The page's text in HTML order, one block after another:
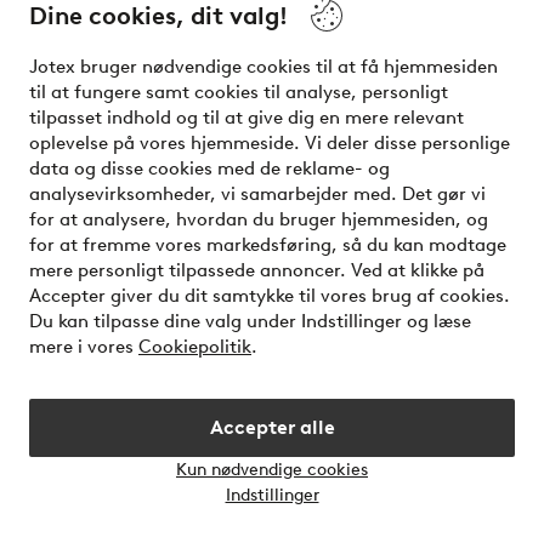
Dine cookies, dit valg!
Jotex bruger nødvendige cookies til at få hjemmesiden
til at fungere samt cookies til analyse, personligt
tilpasset indhold og til at give dig en mere relevant
oplevelse på vores hjemmeside. Vi deler disse personlige
data og disse cookies med de reklame- og
analysevirksomheder, vi samarbejder med. Det gør vi
for at analysere, hvordan du bruger hjemmesiden, og
for at fremme vores markedsføring, så du kan modtage
mere personligt tilpassede annoncer. Ved at klikke på
Accepter giver du dit samtykke til vores brug af cookies.
Du kan tilpasse dine valg under Indstillinger og læse
mere i vores Cookiepolitik.
Accepter alle
Kun nødvendige cookies
Indstillinger
Vilkår
Venner
Sikre betalinger - betal nu eller del op
Vil du vide mere om vores betalingsmuligheder?
elpy